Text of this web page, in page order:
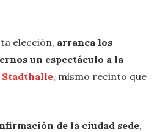
elección, arranca los
un espectáculo a la
, mismo recinto que
de la ciudad sede,